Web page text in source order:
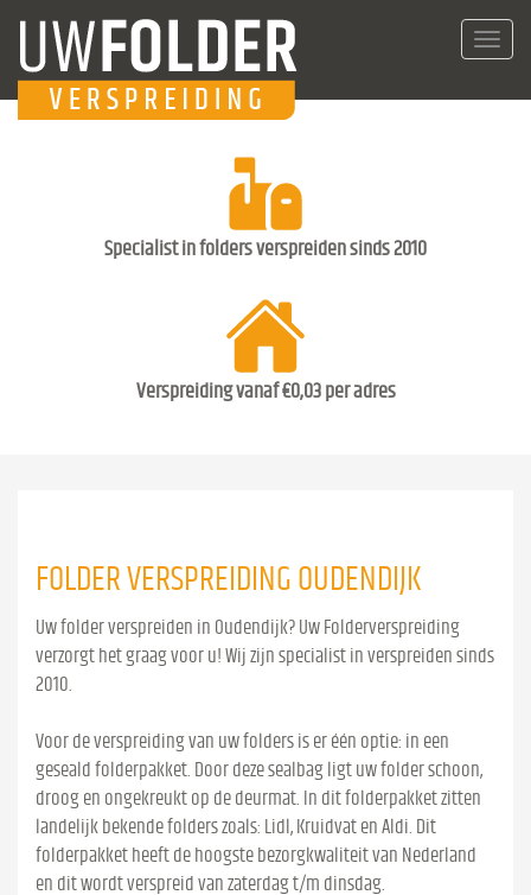
Specialist in folders verspreiden sinds 2010
Verspreiding vanaf €0,03 per adres
FOLDER VERSPREIDING OUDENDIJK
Uw folder verspreiden in Oudendijk? Uw Folderverspreiding
verzorgt het graag voor u! Wij zijn specialist in verspreiden sinds
2010.
Voor de verspreiding van uw folders is er één optie: in een
geseald folderpakket. Door deze sealbag ligt uw folder schoon,
droog en ongekreukt op de deurmat. In dit folderpakket zitten
landelijk bekende folders zoals: Lidl, Kruidvat en Aldi. Dit
folderpakket heeft de hoogste bezorgkwaliteit van Nederland
en dit wordt verspreid van zaterdag t/m dinsdag.